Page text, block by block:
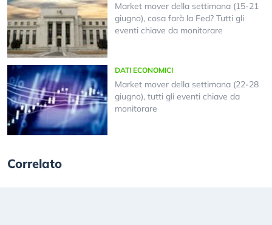
Market mover della settimana (15-21
giugno), cosa farà la Fed? Tutti gli
eventi chiave da monitorare
DATI ECONOMICI
Market mover della settimana (22-28
giugno), tutti gli eventi chiave da
monitorare
Correlato